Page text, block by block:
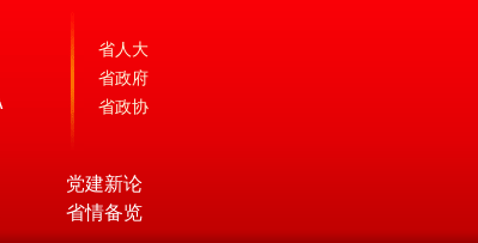
省人大
省政府
省政协
党建新论
省情备览